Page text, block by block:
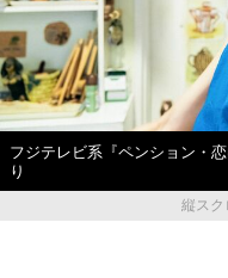
フジテレビ系『ペンション・
り
縦スク